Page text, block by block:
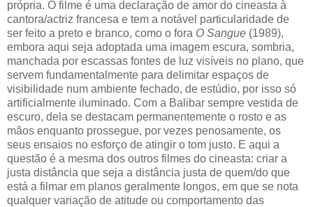
própria. O filme é uma declaração de amor do cineasta à
cantora/actriz francesa e tem a notável particularidade de
ser feito a preto e branco, como o fora O Sangue (1989),
embora aqui seja adoptada uma imagem escura, sombria,
manchada por escassas fontes de luz visíveis no plano, que
servem fundamentalmente para delimitar espaços de
visibilidade num ambiente fechado, de estúdio, por isso só
artificialmente iluminado. Com a Balibar sempre vestida de
escuro, dela se destacam permanentemente o rosto e as
mãos enquanto prossegue, por vezes penosamente, os
seus ensaios no esforço de atingir o tom justo. E aqui a
questão é a mesma dos outros filmes do cineasta: criar a
justa distância que seja a distância justa de quem/do que
está a filmar em planos geralmente longos, em que se nota
qualquer variação de atitude ou comportamento das